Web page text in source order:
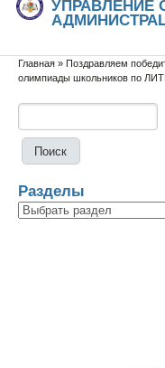
УПРАВЛЕНИЕ
Вы здесь
Главная » Поздравляем
олимпиады школьников по
Разделы